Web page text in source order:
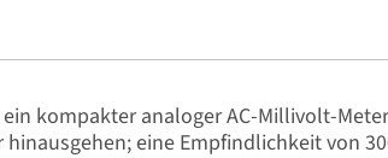
ein kompakter analoger AC-Millivolt-
eine Empfindlichkeit von